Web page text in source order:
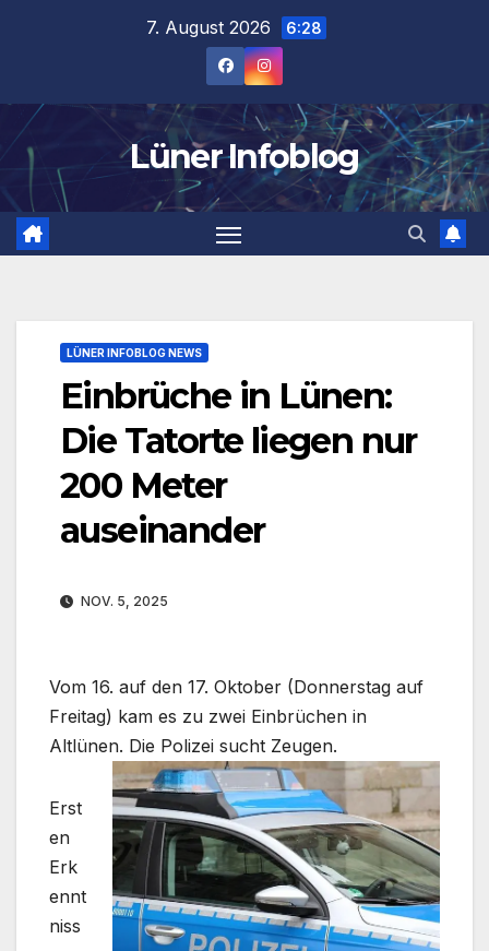
7. August 2026 6:28
Lüner Infoblog
LÜNER INFOBLOG NEWS
Einbrüche in Lünen:
Die Tatorte liegen nur
200 Meter
auseinander
NOV. 5, 2025
Vom 16. auf den 17. Oktober (Donnerstag auf
Freitag) kam es zu zwei Einbrüchen in
Altlünen. Die Polizei sucht Zeugen.
Erst
en
Erk
ennt
niss